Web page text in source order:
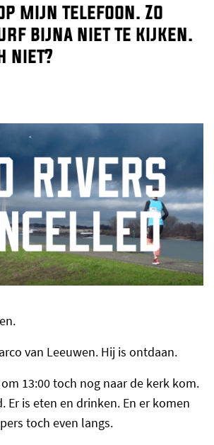
mijn telefoon. Zo
bijna niet te kijken.
niet?
van Leeuwen. Hij is ontdaan.
13:00 toch nog naar de kerk kom.
Er is eten en drinken. En er komen
toch even langs.